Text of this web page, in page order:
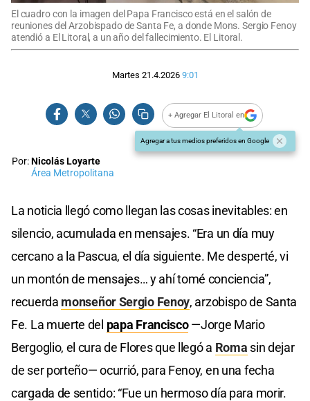
El cuadro con la imagen del Papa Francisco está en el salón de
reuniones del Arzobispado de Santa Fe, a donde Mons. Sergio Fenoy
atendió a El Litoral, a un año del fallecimiento. El Litoral.
Martes 21.4.2026 9:01
+ Agregar El Litoral en
Agregar a tus medios preferidos en Google
Por:Nicolás Loyarte
Área Metropolitana
La noticia llegó como llegan las cosas inevitables: en
silencio, acumulada en mensajes. “Era un día muy
cercano a la Pascua, el día siguiente. Me desperté, vi
un montón de mensajes… y ahí tomé conciencia”,
recuerda monseñor Sergio Fenoy, arzobispo de Santa
Fe. La muerte del papa Francisco—Jorge Mario
Bergoglio, el cura de Flores que llegó a Roma sin dejar
de ser porteño— ocurrió, para Fenoy, en una fecha
cargada de sentido: “Fue un hermoso día para morir.